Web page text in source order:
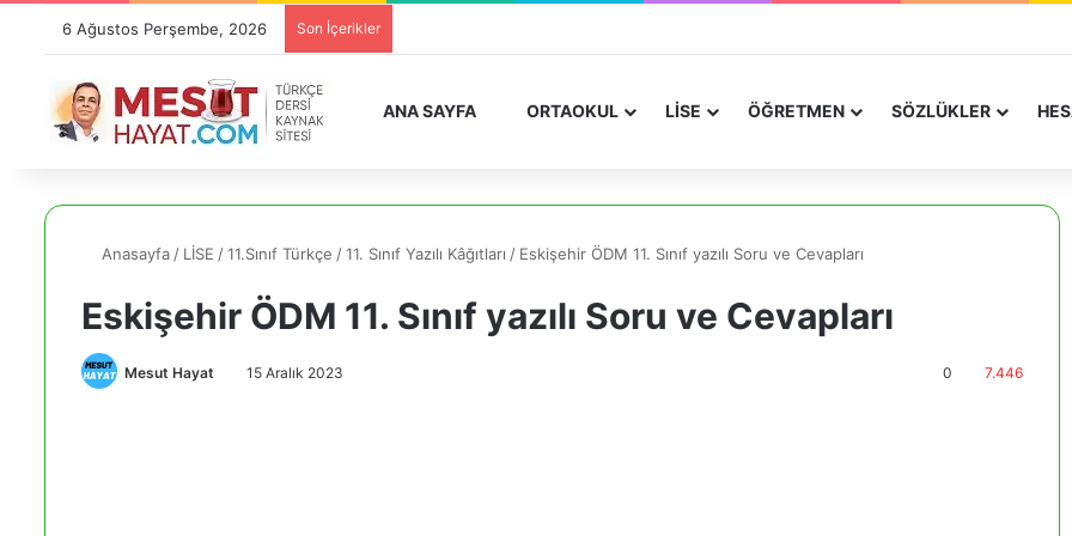
6 Ağustos Perşembe, 2026 Son İçerikler
ANA SAYFA ORTAOKUL LİSE ÖĞRETMEN SÖZLÜKLER
Anasayfa / LİSE /11.Sınıf Türkçe /11. Sınıf Yazılı Kâğıtları / Eskişehir ÖDM 11. Sınıf yazılı Soru ve Cevapları
Eskişehir ÖDM 11. Sınıf yazılı Soru ve Cevapları
Mesut Hayat 15 Aralık 2023 0 7.446